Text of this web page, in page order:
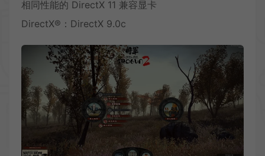
相同性能的 DirectX 11 兼容显卡
DirectX®：DirectX 9.0c